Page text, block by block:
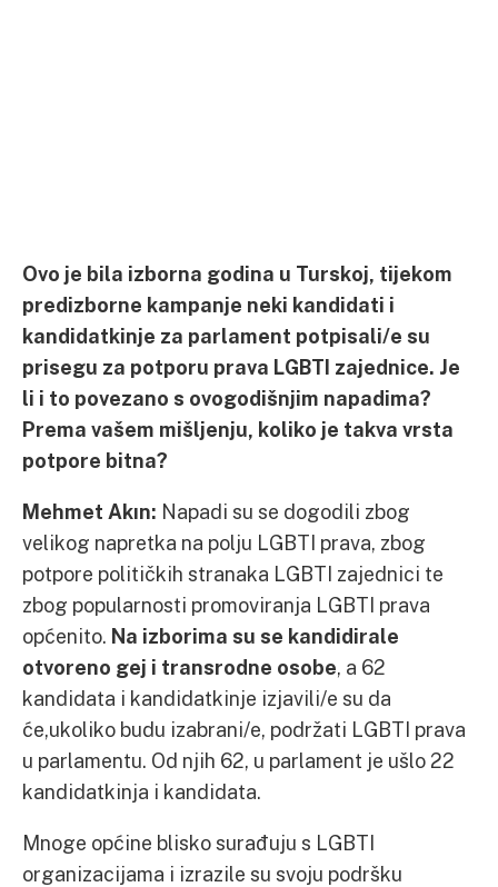
Ovo je bila izborna godina u Turskoj, tijekom
predizborne kampanje neki kandidati i
kandidatkinje za parlament potpisali/e su
prisegu za potporu prava LGBTI zajednice. Je
li i to povezano s ovogodišnjim napadima?
Prema vašem mišljenju, koliko je takva vrsta
potpore bitna?
Mehmet Akın: Napadi su se dogodili zbog
velikog napretka na polju LGBTI prava, zbog
potpore političkih stranaka LGBTI zajednici te
zbog popularnosti promoviranja LGBTI prava
općenito. Na izborima su se kandidirale
otvoreno gej i transrodne osobe, a 62
kandidata i kandidatkinje izjavili/e su da
će,ukoliko budu izabrani/e, podržati LGBTI prava
u parlamentu. Od njih 62, u parlament je ušlo 22
kandidatkinja i kandidata.
Mnoge općine blisko surađuju s LGBTI
organizacijama i izrazile su svoju podršku